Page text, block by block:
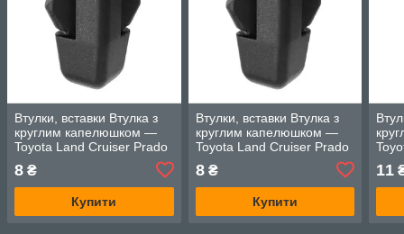
Втулки, вставки Втулка з
круглим капелюшком —
Toyota Land Cruiser Prado
8 ₴
Купити
Втулки, вставки Втулка з
круглим капелюшком —
Toyota Land Cruiser Prado
8₴
Купити
11